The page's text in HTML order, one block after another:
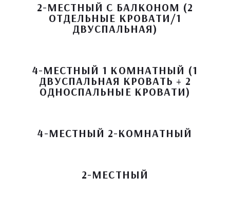
2-МЕСТНЫЙ С БАЛКОНОМ (2
ОТДЕЛЬНЫЕ КРОВАТИ/1
ДВУСПАЛЬНАЯ)
4-МЕСТНЫЙ 1 КОМНАТНЫЙ (1
ДВУСПАЛЬНАЯ КРОВАТЬ + 2
ОДНОСПАЛЬНЫЕ КРОВАТИ)
4-МЕСТНЫЙ 2-КОМНАТНЫЙ
2-МЕСТНЫЙ